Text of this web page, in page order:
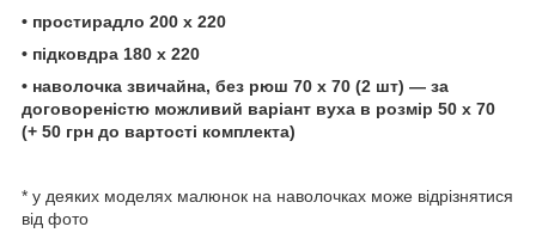
• простирадло 200 х 220
• підковдра 180 х 220
• наволочка звичайна, без рюш 70 х 70 (2 шт) — за
договореністю можливий варіант вуха в розмір 50 х 70
(+ 50 грн до вартості комплекта)
* у деяких моделях малюнок на наволочках може відрізнятися
від фото